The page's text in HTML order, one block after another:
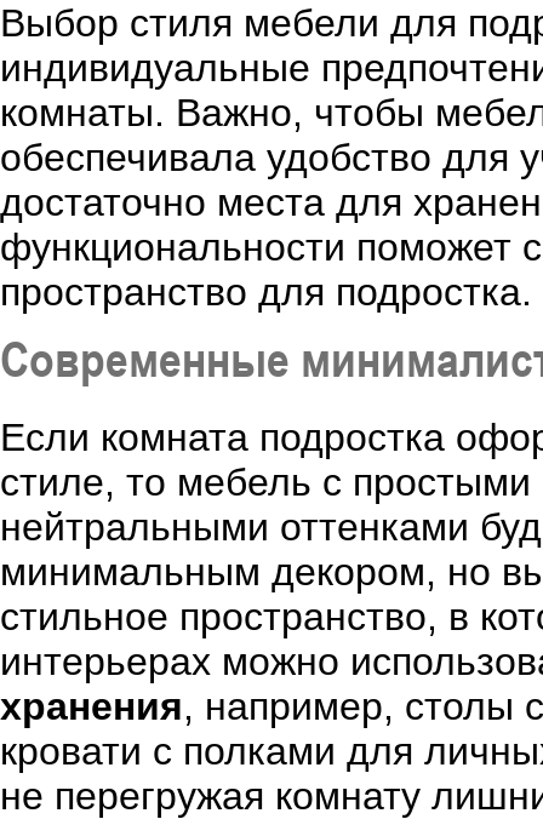
Выбор стиля мебели для
индивидуальные
комнаты. Важно, чтобы
обеспечивала удобство для
достаточно места для
функциональности поможет
пространство для подростка.
Современные
Если комната подростка
стиле, то мебель с
нейтральными оттенками
минимальным декором, но
стильное пространство, в
интерьерах можно
хранения, например, столы
кровати с полками для
не перегружая комнату